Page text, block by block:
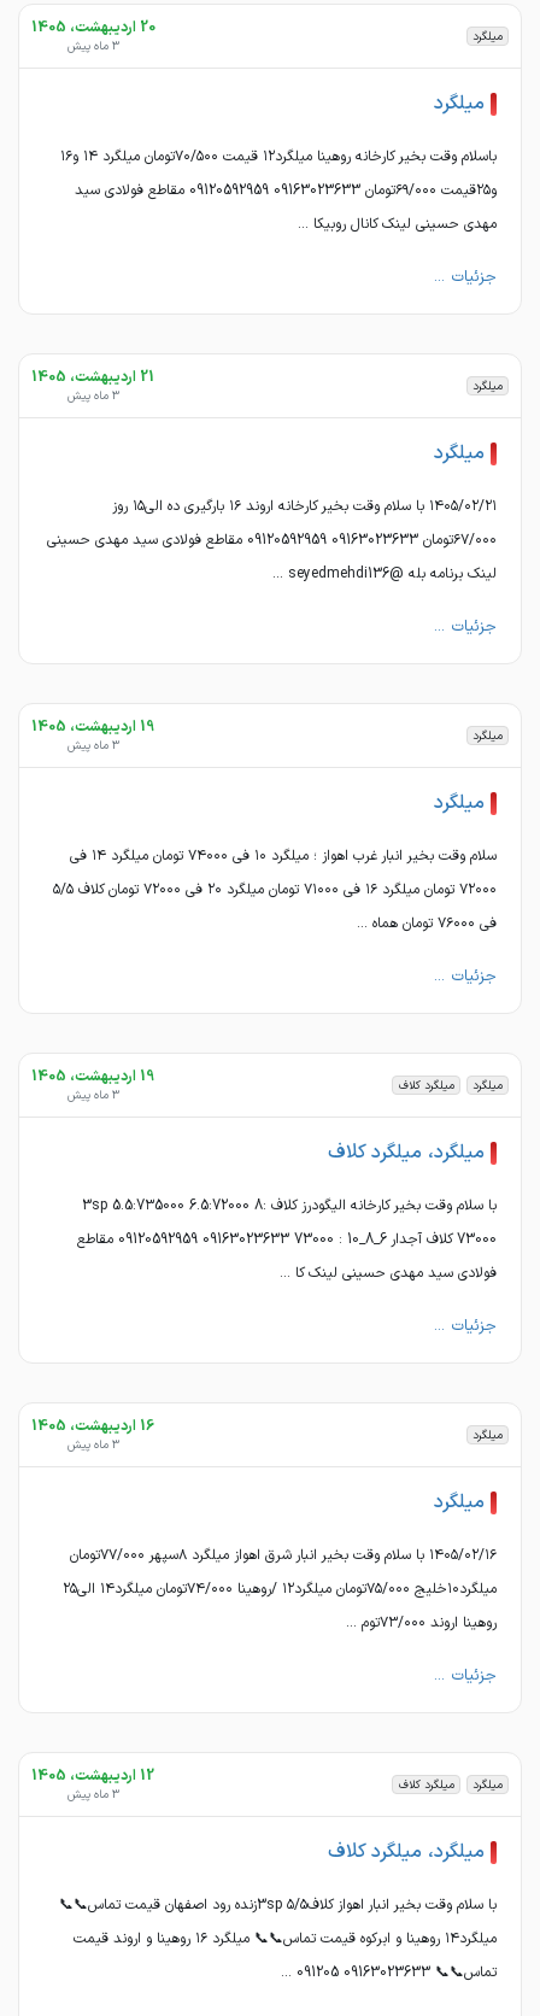
میلگرد 20 اردیبهشت، 1405
3 ماه پیش
میلگرد
باسلام وقت بخیر کارخانه روهینا میلگرد۱۲ قیمت ۷۰/۵۰۰تومان میلگرد ۱۴ و۱۶
و۲۵قیمت ۶۹/۰۰۰تومان 09163023633 09120592959 مقاطع فولادی سید
مهدی حسینی لینک کانال روبیکا ...
جزئیات ...
میلگرد 21 اردیبهشت، 1405
3 ماه پیش
میلگرد
۱۴۰۵/۰۲/۲۱ با سلام وقت بخیر کارخانه اروند ۱۶ بارگیری ده الی۱۵ روز
۶۷/۰۰۰تومان 09163023633 09120592959 مقاطع فولادی سید مهدی حسینی
لینک برنامه بله @seyedmehdi136 ...
جزئیات ...
میلگرد 19 اردیبهشت، 1405
3 ماه پیش
میلگرد
سلام وقت بخیر انبار غرب اهواز ؛ میلگرد ۱۰ فی ۷۴۰۰۰ تومان میلگرد ۱۴ فی
۷۲۰۰۰ تومان میلگرد ۱۶ فی ۷۱۰۰۰ تومان میلگرد ۲۰ فی ۷۲۰۰۰ تومان کلاف ۵/۵
فی ۷۶۰۰۰ تومان هماه ...
جزئیات ...
میلگرد میلگرد کلاف 19 اردیبهشت، 1405
3 ماه پیش
میلگرد، میلگرد کلاف
با سلام وقت بخیر کارخانه الیگودرز کلاف 3sp 5.5:7۳5000 6.5:72000 8:
73000 کلاف آجدار 6_8_10 : 73000 09163023633 09120592959 مقاطع
فولادی سید مهدی حسینی لینک کا ...
جزئیات ...
میلگرد 16 اردیبهشت، 1405
3 ماه پیش
میلگرد
۱۴۰۵/۰۲/۱۶ با سلام وقت بخیر انبار شرق اهواز میلگرد ۸سپهر ۷۷/۰۰۰تومان
میلگرد۱۰خلیج ۷۵/۰۰۰تومان میلگرد۱۲ /روهینا ۷۴/۰۰۰تومان میلگرد۱۴ الی۲۵
روهینا اروند ۷۳/۰۰۰توم ...
جزئیات ...
میلگرد میلگرد کلاف 12 اردیبهشت، 1405
3 ماه پیش
میلگرد، میلگرد کلاف
با سلام وقت بخیر انبار اهواز کلاف۵/۵ 3spزنده رود اصفهان قیمت تماس📞📞
میلگرد۱۴ روهینا و ابرکوه قیمت تماس📞📞 میلگرد ۱۶ روهینا و اروند قیمت
تماس📞📞 09163023633 091205 ...